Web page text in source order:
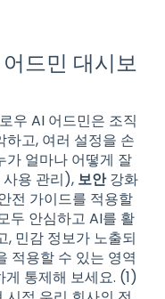
드민 대시보
우 AI 어드민은 조직
고, 여러 설정을 손
가 얼마나 어떻게 잘
용 관리), 보안강화
전 가이드를 적용할
두 안심하고 AI를 활
, 민감 정보가 노출되
적용할 수 있는 영역
통제해 보세요. (1)